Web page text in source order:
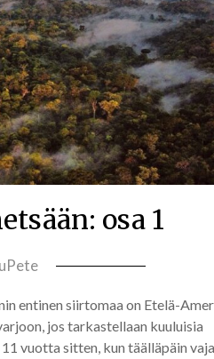
osa 1
entinen siirtomaa on Etelä-
jos tarkastellaan kuuluisia
vuotta sitten, kun täälläpäin